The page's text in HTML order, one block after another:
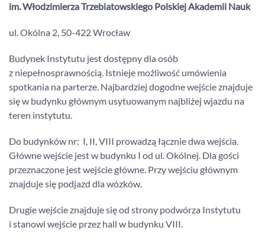
im. Włodzimierza Trzebiatowskiego Polskiej Akademii Nauk
ul. Okólna 2, 50-422 Wrocław
Budynek Instytutu jest dostępny dla osób
z niepełnosprawnością. Istnieje możliwość umówienia
spotkania na parterze. Najbardziej dogodne wejście znajduje
się w budynku głównym usytuowanym najbliżej wjazdu na
teren instytutu.
Do budynków nr: I, II, VIII prowadzą łącznie dwa wejścia.
Główne wejście jest w budynku I od ul. Okólnej. Dla gości
przeznaczone jest wejście główne. Przy wejściu głównym
znajduje się podjazd dla wózków.
Drugie wejście znajduje się od strony podwórza Instytutu
i stanowi wejście przez hall w budynku VIII.